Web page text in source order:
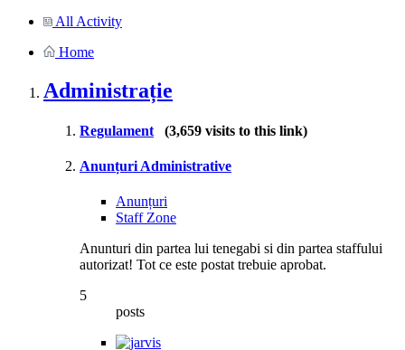
All Activity
Home
Administrație
Regulament (3,659 visits to this link)
Anunțuri Administrative
Anunțuri
Staff Zone
Anunturi din partea lui tenegabi si din partea staffului
autorizat! Tot ce este postat trebuie aprobat.
5
posts